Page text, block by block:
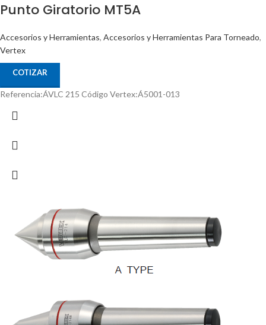
Punto Giratorio MT5A
Accesorios y Herramientas, Accesorios y Herramientas Para Torneado,
Vertex
COTIZAR
Referencia:ÁVLC 215 Código Vertex:Á5001-013